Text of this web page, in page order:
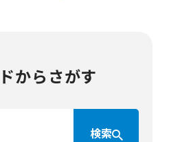
からさがす
検索